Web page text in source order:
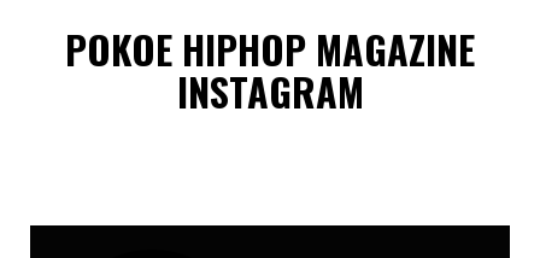
POKOE HIPHOP MAGAZINE
INSTAGRAM